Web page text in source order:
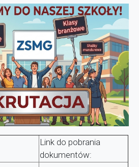
Link do pobrania
dokumentów: